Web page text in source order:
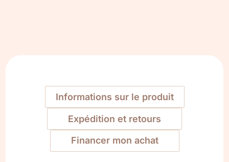
Informations sur le produit
Expédition et retours
Financer mon achat